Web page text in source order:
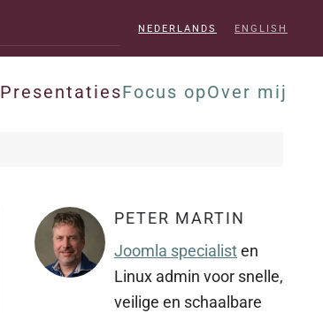
NEDERLANDS ENGLISH
PresentatiesFocus opOver mij
PETER MARTIN
Joomla specialisten
Linux admin voor snelle,
veilige en schaalbare